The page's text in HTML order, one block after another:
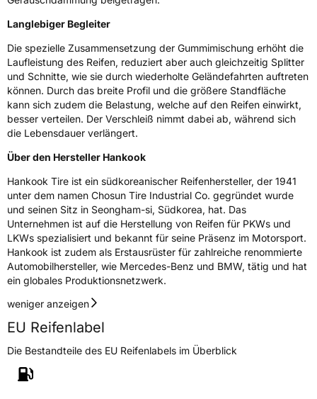
Allgemeine Produktsicherheit (GPSR)
HerstellerkontaktHankook Tire Europe GmbH, Siemensstr. 14
D-63263 Neu-Isenburg Deutschland,
technik@hankookreifen.de
Langlebiger Begleiter
Die spezielle Zusammensetzung der Gummimischung erhöht die
Laufleistung des Reifen, reduziert aber auch gleichzeitig Splitter
und Schnitte, wie sie durch wiederholte Geländefahrten auftreten
können. Durch das breite Profil und die größere Standfläche
kann sich zudem die Belastung, welche auf den Reifen einwirkt,
besser verteilen. Der Verschleiß nimmt dabei ab, während sich
die Lebensdauer verlängert.
Über den Hersteller Hankook
Hankook Tire ist ein südkoreanischer Reifenhersteller, der 1941
unter dem namen Chosun Tire Industrial Co. gegründet wurde
und seinen Sitz in Seongham-si, Südkorea, hat. Das
Unternehmen ist auf die Herstellung von Reifen für PKWs und
LKWs spezialisiert und bekannt für seine Präsenz im Motorsport.
Hankook ist zudem als Erstausrüster für zahlreiche renommierte
Automobilhersteller, wie Mercedes-Benz und BMW, tätig und hat
ein globales Produktionsnetzwerk.
weniger anzeigen
EU Reifenlabel
Die Bestandteile des EU Reifenlabels im Überblick